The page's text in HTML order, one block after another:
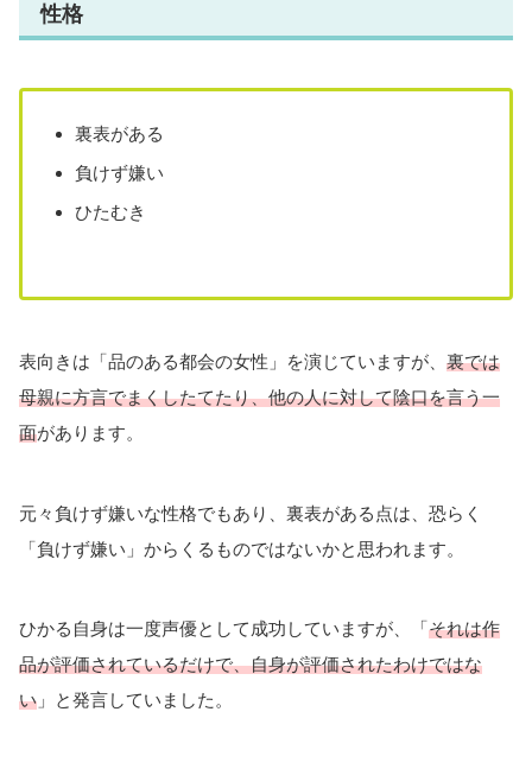
性格
裏表がある
負けず嫌い
ひたむき
表向きは「品のある都会の女性」を演じていますが、 裏では
母親に方言でまくしたてたり、他の人に対して陰口を言う一
面があります。
元々負けず嫌いな性格でもあり、裏表がある点は、恐らく
「負けず嫌い」からくるものではないかと思われます。
ひかる自身は一度声優として成功していますが、「それは作
品が評価されているだけで、自身が評価されたわけではな
い 」と発言していました。